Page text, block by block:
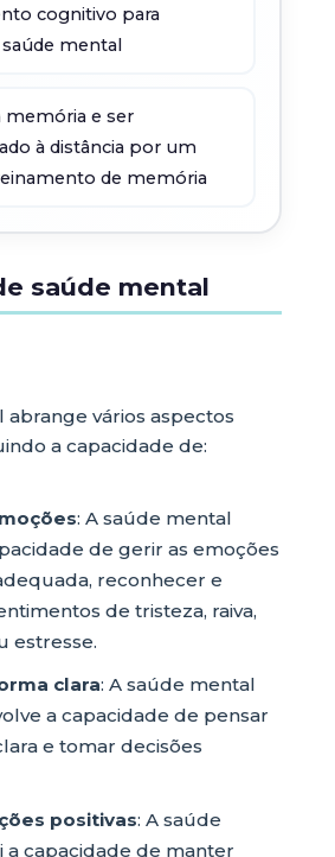
cognitivo para
mental
memória e ser
à distância por um
de memória
saúde mental
abrange vários aspectos
a capacidade de:
: A saúde mental
de gerir as emoções
reconhecer e
de tristeza, raiva,
estresse.
clara: A saúde mental
a capacidade de pensar
e tomar decisões
positivas: A saúde
a capacidade de manter